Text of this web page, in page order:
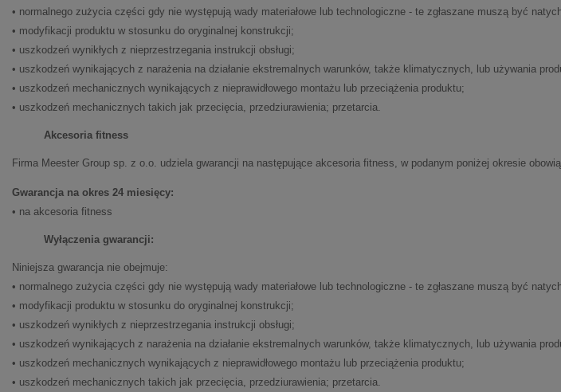
• normalnego zużycia części gdy nie występują wady materiałowe lub technologiczne - te zgłaszane muszą być
• modyfikacji produktu w stosunku do oryginalnej konstrukcji;
• uszkodzeń wynikłych z nieprzestrzegania instrukcji obsługi;
• uszkodzeń wynikających z narażenia na działanie ekstremalnych warunków, także klimatycznych, lub używania
• uszkodzeń mechanicznych wynikających z nieprawidłowego montażu lub przeciążenia produktu;
• uszkodzeń mechanicznych takich jak przecięcia, przedziurawienia; przetarcia.
Akcesoria fitness
Firma Meester Group sp. z o.o. udziela gwarancji na następujące akcesoria fitness, w podanym poniżej okresie
Gwarancja na okres 24 miesięcy:
• na akcesoria fitness
Wyłączenia gwarancji:
Niniejsza gwarancja nie obejmuje:
• normalnego zużycia części gdy nie występują wady materiałowe lub technologiczne - te zgłaszane muszą być
• modyfikacji produktu w stosunku do oryginalnej konstrukcji;
• uszkodzeń wynikłych z nieprzestrzegania instrukcji obsługi;
• uszkodzeń wynikających z narażenia na działanie ekstremalnych warunków, także klimatycznych, lub używania
• uszkodzeń mechanicznych wynikających z nieprawidłowego montażu lub przeciążenia produktu;
• uszkodzeń mechanicznych takich jak przecięcia, przedziurawienia; przetarcia.